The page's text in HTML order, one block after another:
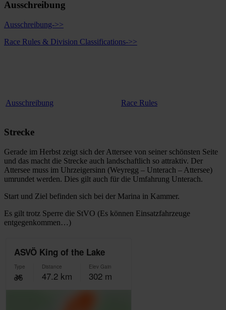
Ausschreibung
Ausschreibung->>
Race Rules & Division Classifications->>
Ausschreibung Race Rules
Strecke
Gerade im Herbst zeigt sich der Attersee von seiner schönsten Seite
und das macht die Strecke auch landschaftlich so attraktiv. Der
Attersee muss im Uhrzeigersinn (Weyregg – Unterach – Attersee)
umrundet werden. Dies gilt auch für die Umfahrung Unterach.
Start und Ziel befinden sich bei der Marina in Kammer.
Es gilt trotz Sperre die StVO (Es können Einsatzfahrzeuge
entgegenkommen…)